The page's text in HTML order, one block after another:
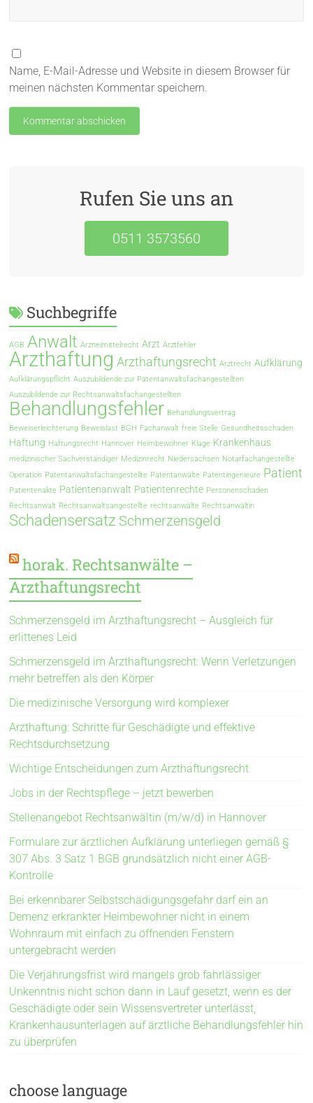
Name, E-Mail-Adresse und Website in diesem Browser für
meinen nächsten Kommentar speichern.
Rufen Sie uns an
0511 3573560
Suchbegriffe
AGB Anwalt Arzneimittelrecht Arzt Arztfehler
Arzthaftung Arzthaftungsrecht Arztrecht Aufklärung
Aufklärungspflicht Auszubildende zur Patentanwaltsfachangestellten
Auszubildende zur Rechtsanwaltsfachangestellten
Behandlungsfehler Behandlungsvertrag
Beweiserleichterung Beweislast BGH Fachanwalt freie Stelle Gesundheitsschaden
Haftung Haftungsrecht Hannover Heimbewohner Klage Krankenhaus
medizinischer Sachverständiger Medizinrecht Niedersachsen Notarfachangestellte
Operation Patentanwaltsfachangestellte Patentanwälte Patentingenieure Patient
Patientenakte Patientenanwalt Patientenrechte Personenschaden
Rechtsanwalt Rechtsanwaltsangestellte rechtsanwälte Rechtsanwältin
Schadensersatz Schmerzensgeld
horak. Rechtsanwälte –
Arzthaftungsrecht
Schmerzensgeld im Arzthaftungsrecht – Ausgleich für
erlittenes Leid
Schmerzensgeld im Arzthaftungsrecht: Wenn Verletzungen
mehr betreffen als den Körper
Die medizinische Versorgung wird komplexer
Arzthaftung: Schritte für Geschädigte und effektive
Rechtsdurchsetzung
Wichtige Entscheidungen zum Arzthaftungsrecht
Jobs in der Rechtspflege – jetzt bewerben
Stellenangebot Rechtsanwältin (m/w/d) in Hannover
Formulare zur ärztlichen Aufklärung unterliegen gemäß §
307 Abs. 3 Satz 1 BGB grundsätzlich nicht einer AGB-
Kontrolle
Bei erkennbarer Selbstschädigungsgefahr darf ein an
Demenz erkrankter Heimbewohner nicht in einem
Wohnraum mit einfach zu öffnenden Fenstern
untergebracht werden
Die Verjährungsfrist wird mangels grob fahrlässiger
Unkenntnis nicht schon dann in Lauf gesetzt, wenn es der
Geschädigte oder sein Wissensvertreter unterlässt,
Krankenhausunterlagen auf ärztliche Behandlungsfehler hin
zu überprüfen
choose language